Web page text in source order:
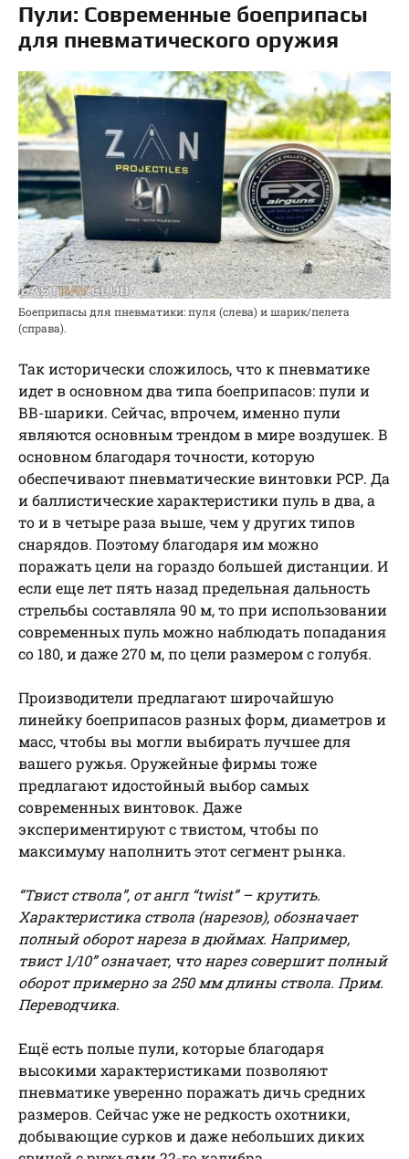
Пули: Современные боеприпасы
для пневматического оружия
Боеприпасы для пневматики: пуля (слева) и шарик/пелета
(справа).
Так исторически сложилось, что к пневматике
идет в основном два типа боеприпасов: пули и
ВВ-шарики. Сейчас, впрочем, именно пули
являются основным трендом в мире воздушек. В
основном благодаря точности, которую
обеспечивают пневматические винтовки РСР. Да
и баллистические характеристики пуль в два, а
то и в четыре раза выше, чем у других типов
снарядов. Поэтому благодаря им можно
поражать цели на гораздо большей дистанции. И
если еще лет пять назад предельная дальность
стрельбы составляла 90 м, то при использовании
современных пуль можно наблюдать попадания
со 180, и даже 270 м, по цели размером с голубя.
Производители предлагают широчайшую
линейку боеприпасов разных форм, диаметров и
масс, чтобы вы могли выбирать лучшее для
вашего ружья. Оружейные фирмы тоже
предлагают идостойный выбор самых
современных винтовок. Даже
экспериментируют с твистом, чтобы по
максимуму наполнить этот сегмент рынка.
“Твист ствола”, от англ “twist” – крутить.
Характеристика ствола (нарезов), обозначает
полный оборот нареза в дюймах. Например,
твист 1/10” означает, что нарез совершит полный
оборот примерно за 250 мм длины ствола. Прим.
Переводчика.
Ещё есть полые пули, которые благодаря
высокими характеристиками позволяют
пневматике уверенно поражать дичь средних
размеров. Сейчас уже не редкость охотники,
добывающие сурков и даже небольших диких